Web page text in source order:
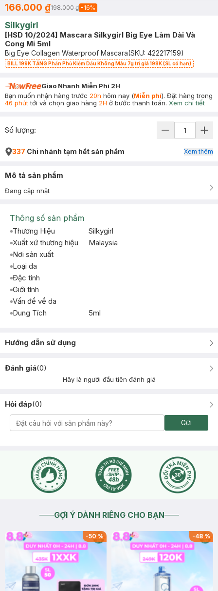
166.000 ₫198.000 ₫ -16%
Silkygirl
[HSD 10/2024] Mascara Silkygirl Big Eye Làm Dài Và
Cong Mi 5ml
Big Eye Collagen Waterproof Mascara(SKU: 422217159)
BILL 199K TẶNG Phấn Phủ Kiềm Dầu Không Màu 7g trị giá 198K (SL có hạn)
Giao Nhanh Miễn Phí 2H
Bạn muốn nhận hàng trước 20h hôm nay (Miễn phí). Đặt hàng trong
46 phúttới và chọn giao hàng 2H ở bước thanh toán. Xem chi tiết
Số lượng:
337 Chi nhánh tạm hết sản phẩm Xem thêm
Mô tả sản phẩm
Đang cập nhật
Thông số sản phẩm
Thương Hiệu
Silkygirl
Xuất xứ thương hiệu
Malaysia
Nơi sản xuất
Loại da
Đặc tính
Giới tính
Vấn đề về da
Dung Tích
5ml
Hướng dẫn sử dụng
Đánh giá(0)
Hãy là người đầu tiên đánh giá
Hỏi đáp(0)
Gửi
GỢI Ý DÀNH RIÊNG CHO BẠN
-50% -48%